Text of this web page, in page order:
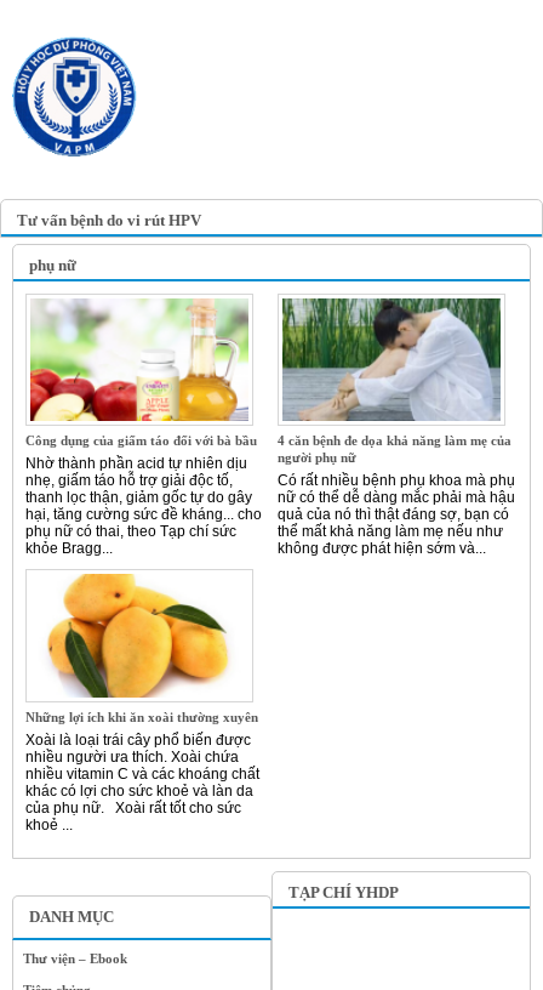
Tư vấn bệnh do vi rút HPV
DANH MỤC
Thư viện – Ebook
phụ nữ
Công dụng của giấm táo đối với bà bầu
Nhờ thành phần acid tự nhiên dịu
nhẹ, giấm táo hỗ trợ giải độc tố,
thanh lọc thận, giảm gốc tự do gây
hại, tăng cường sức đề kháng... cho
phụ nữ có thai, theo Tạp chí sức
khỏe Bragg...
4 căn bệnh đe dọa khả năng làm mẹ của
người phụ nữ
Có rất nhiều bệnh phụ khoa mà phụ
nữ có thể dễ dàng mắc phải mà hậu
quả của nó thì thật đáng sợ, bạn có
thể mất khả năng làm mẹ nếu như
không được phát hiện sớm và...
Những lợi ích khi ăn xoài thường xuyên
Xoài là loại trái cây phổ biến được
nhiều người ưa thích. Xoài chứa
nhiều vitamin C và các khoáng chất
khác có lợi cho sức khoẻ và làn da
của phụ nữ. Xoài rất tốt cho sức
khoẻ ...
TẠP CHÍ YHDP